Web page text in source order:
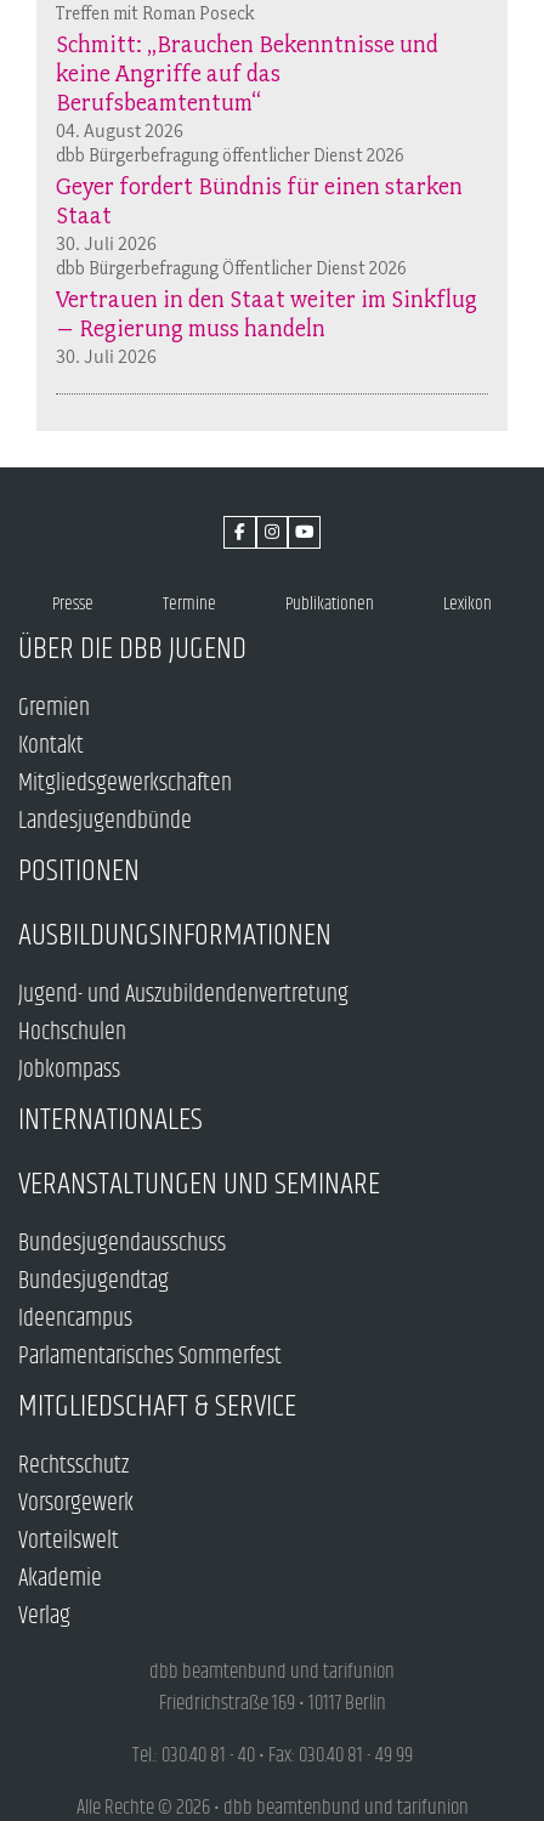
Treffen mit Roman Poseck
Schmitt: „Brauchen Bekenntnisse und
keine Angriffe auf das
Berufsbeamtentum“
04. August 2026
dbb Bürgerbefragung öffentlicher Dienst 2026
Geyer fordert Bündnis für einen starken
Staat
30. Juli 2026
dbb Bürgerbefragung Öffentlicher Dienst 2026
Vertrauen in den Staat weiter im Sinkflug
– Regierung muss handeln
30. Juli 2026
Presse Termine Publikationen Lexikon
ÜBER DIE DBB JUGEND
Gremien
Kontakt
Mitgliedsgewerkschaften
Landesjugendbünde
POSITIONEN
AUSBILDUNGSINFORMATIONEN
Jugend- und Auszubildendenvertretung
Hochschulen
Jobkompass
INTERNATIONALES
VERANSTALTUNGEN UND SEMINARE
Bundesjugendausschuss
Bundesjugendtag
Ideencampus
Parlamentarisches Sommerfest
MITGLIEDSCHAFT & SERVICE
Rechtsschutz
Vorsorgewerk
Vorteilswelt
Akademie
Verlag
dbb beamtenbund und tarifunion
Friedrichstraße 169 • 10117 Berlin
Tel.: 030.40 81 - 40 • Fax: 030.40 81 - 49 99
Alle Rechte © 2026 • dbb beamtenbund und tarifunion